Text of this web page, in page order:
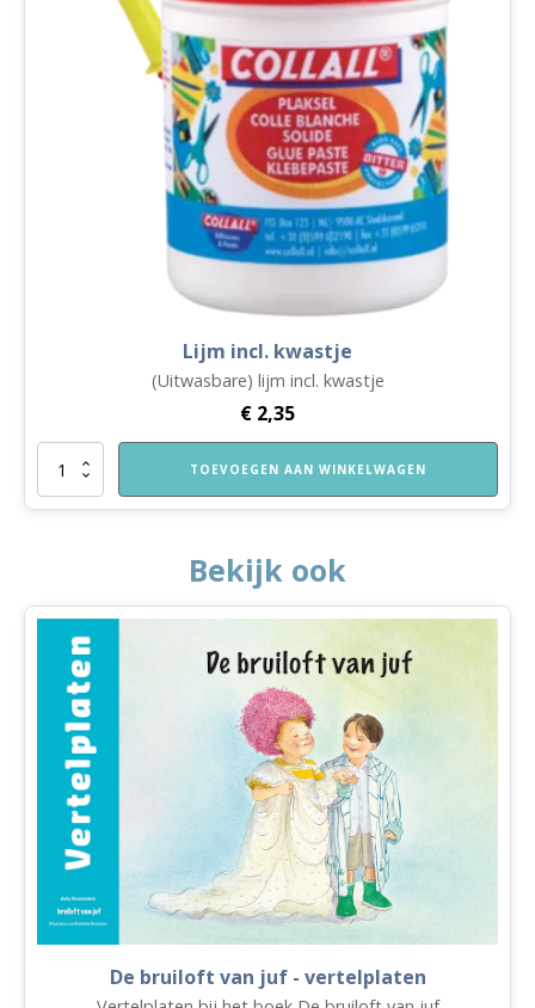
Bekijk ook
De bruiloft van juf - vertelplaten
Lijm incl. kwastje
(Uitwasbare) lijm incl. kwastje
€ 2,35
Lijm
kwastje
TOEVOEGEN AAN WINKELWAGEN